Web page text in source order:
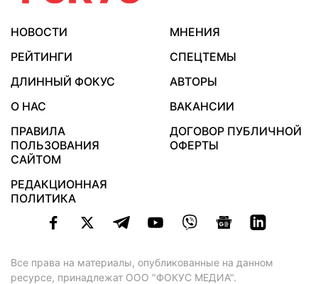
НОВОСТИ
МНЕНИЯ
РЕЙТИНГИ
СПЕЦТЕМЫ
ДЛИННЫЙ ФОКУС
АВТОРЫ
О НАС
ВАКАНСИИ
ПРАВИЛА
ПОЛЬЗОВАНИЯ
САЙТОМ
ДОГОВОР ПУБЛИЧНОЙ
ОФЕРТЫ
РЕДАКЦИОННАЯ
ПОЛИТИКА
Все права на материалы, опубликованные на данном
ресурсе, принадлежат ООО "ФОКУС МЕДИА".